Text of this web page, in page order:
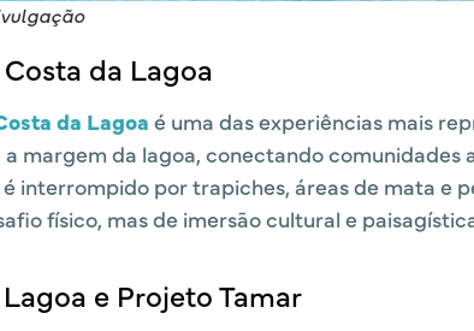
da Lagoa
da Lagoa é uma das experiências mais
margem da lagoa, conectando comunidades
interrompido por trapiches, áreas de mata e
físico, mas de imersão cultural e
e Projeto Tamar